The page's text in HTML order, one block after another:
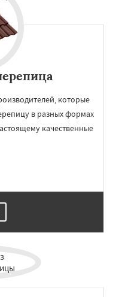
которые
в разных формах
качественные